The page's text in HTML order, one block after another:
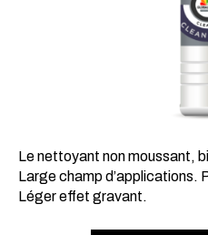
Le nettoyant non moussant,
Large champ d’applications.
Léger effet gravant.